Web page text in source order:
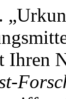
Ihren